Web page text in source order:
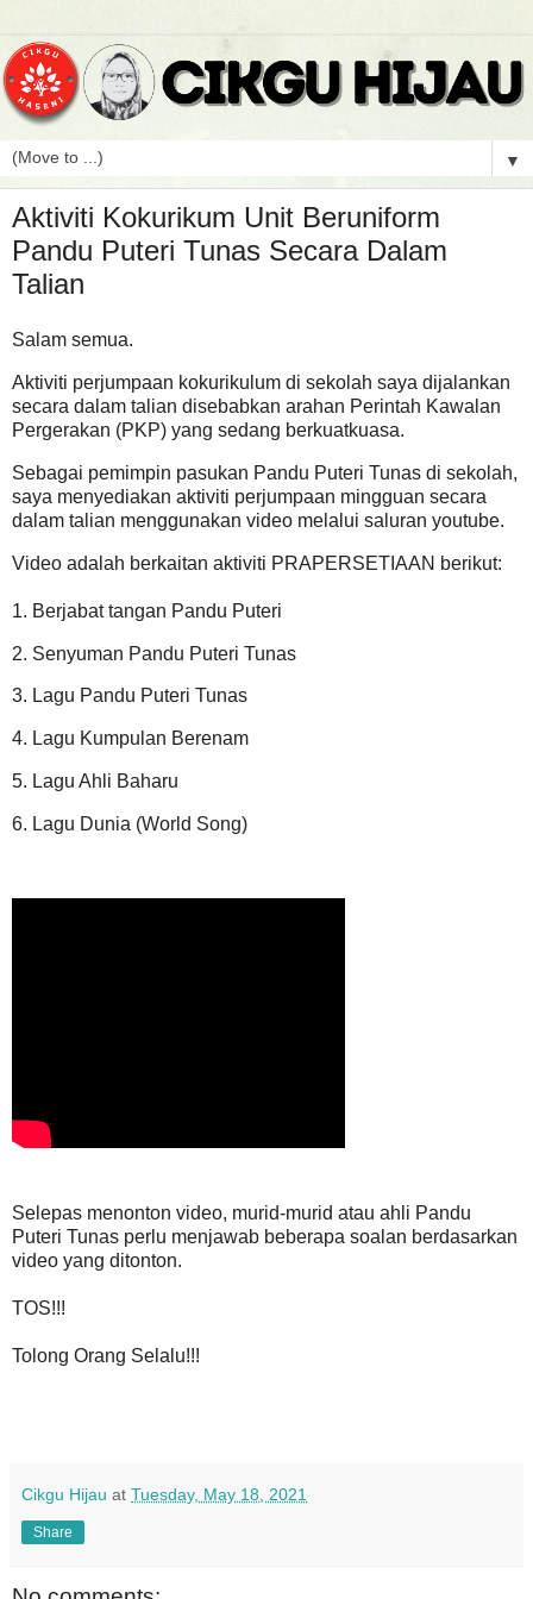
▼
Aktiviti Kokurikum Unit Beruniform
Pandu Puteri Tunas Secara Dalam
Talian
Salam semua.
Aktiviti perjumpaan kokurikulum di sekolah saya dijalankan
secara dalam talian disebabkan arahan Perintah Kawalan
Pergerakan (PKP) yang sedang berkuatkuasa.
Sebagai pemimpin pasukan Pandu Puteri Tunas di sekolah,
saya menyediakan aktiviti perjumpaan mingguan secara
dalam talian menggunakan video melalui saluran youtube.
Video adalah berkaitan aktiviti PRAPERSETIAAN berikut:
1. Berjabat tangan Pandu Puteri
2. Senyuman Pandu Puteri Tunas
3. Lagu Pandu Puteri Tunas
4. Lagu Kumpulan Berenam
5. Lagu Ahli Baharu
6. Lagu Dunia (World Song)
Selepas menonton video, murid-murid atau ahli Pandu
Puteri Tunas perlu menjawab beberapa soalan berdasarkan
video yang ditonton.
TOS!!!
Tolong Orang Selalu!!!
Cikgu Hijau at Tuesday, May 18, 2021
Share